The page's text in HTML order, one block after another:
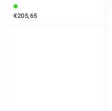
€205,65